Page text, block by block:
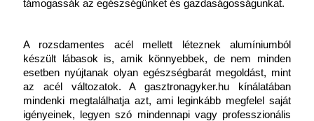
támogassák az egészségünket és gazdaságosságunkat.
A rozsdamentes acél mellett léteznek alumíniumból
készült lábasok is, amik könnyebbek, de nem minden
esetben nyújtanak olyan egészségbarát megoldást, mint
az acél változatok. A
gasztronagyker.hu kínálatában
mindenki megtalálhatja azt, ami leginkább megfelel saját
igényeinek, legyen szó mindennapi vagy professzionális